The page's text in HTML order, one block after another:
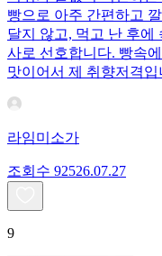
빵으로 아주 간편하고
달지 않고, 먹고 난 후에
사로 선호합니다. 빵속
맛이어서 제 취향저격입
라임미소가
조회수 92526.07.27
9